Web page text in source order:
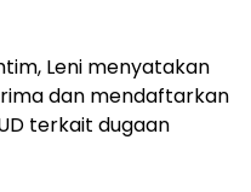
Leni menyatakan
dan mendaftarkan
terkait dugaan